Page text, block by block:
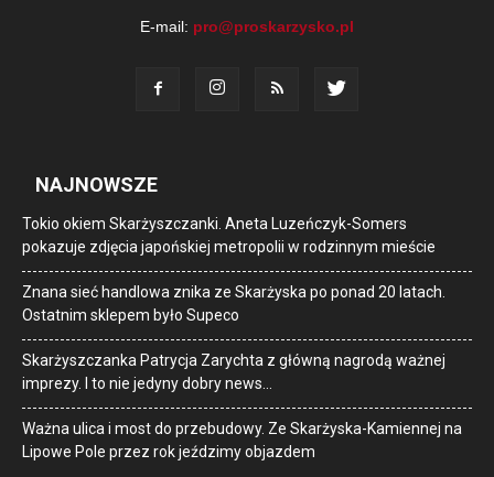
E-mail: pro@proskarzysko.pl
NAJNOWSZE
Tokio okiem Skarżyszczanki. Aneta Luzeńczyk-Somers
pokazuje zdjęcia japońskiej metropolii w rodzinnym mieście
Znana sieć handlowa znika ze Skarżyska po ponad 20 latach.
Ostatnim sklepem było Supeco
Skarżyszczanka Patrycja Zarychta z główną nagrodą ważnej
imprezy. I to nie jedyny dobry news…
Ważna ulica i most do przebudowy. Ze Skarżyska-Kamiennej na
Lipowe Pole przez rok jeździmy objazdem